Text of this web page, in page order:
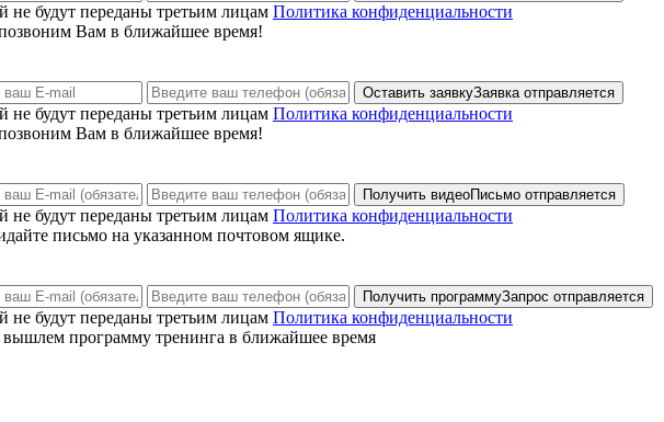
не будут переданы третьим лицам Политика конфиденциальности
Вам в ближайшее время!
Оставить заявкуЗаявка отправляется
не будут переданы третьим лицам Политика конфиденциальности
Вам в ближайшее время!
Получить видеоПисьмо отправляется
не будут переданы третьим лицам Политика конфиденциальности
письмо на указанном почтовом ящике.
Получить программуЗапрос отправляется
не будут переданы третьим лицам Политика конфиденциальности
программу тренинга в ближайшее время